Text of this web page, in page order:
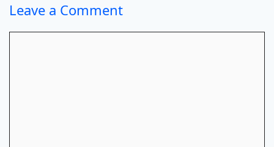
Leave a Comment